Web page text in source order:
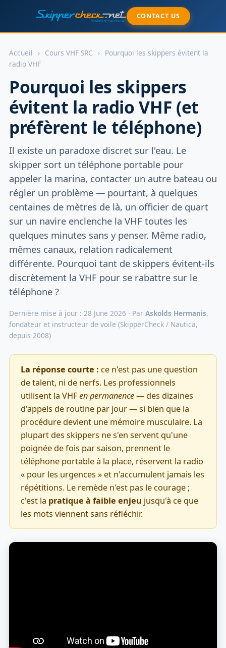
CONTACT US
Accueil › Cours VHF SRC › Pourquoi les skippers évitent la
radio VHF
Pourquoi les skippers
évitent la radio VHF (et
préfèrent le téléphone)
Il existe un paradoxe discret sur l'eau. Le
skipper sort un téléphone portable pour
appeler la marina, contacter un autre bateau ou
régler un problème — pourtant, à quelques
centaines de mètres de là, un officier de quart
sur un navire enclenche la VHF toutes les
quelques minutes sans y penser. Même radio,
mêmes canaux, relation radicalement
différente. Pourquoi tant de skippers évitent-ils
discrètement la VHF pour se rabattre sur le
téléphone ?
Dernière mise à jour : 28 June 2026 · Par Askolds Hermanis,
fondateur et instructeur de voile (SkipperCheck / Nautica,
depuis 2008)
La réponse courte : ce n'est pas une question
de talent, ni de nerfs. Les professionnels
utilisent la VHFen permanence— des dizaines
d'appels de routine par jour — si bien que la
procédure devient une mémoire musculaire. La
plupart des skippers ne s'en servent qu'une
poignée de fois par saison, prennent le
téléphone portable à la place, réservent la radio
« pour les urgences » et n'accumulent jamais les
répétitions. Le remède n'est pas le courage ;
c'est la pratique à faible enjeu jusqu'à ce que
les mots viennent sans réfléchir.